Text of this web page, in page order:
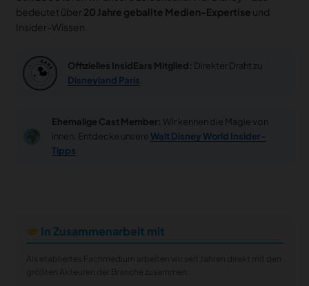
bedeutet über 20 Jahre geballte Medien-Expertise und
Insider-Wissen.
Offizielles InsidEars Mitglied: Direkter Draht zu
Disneyland Paris
Ehemalige Cast Member: Wir kennen die Magie von
innen. Entdecke unsere Walt Disney World Insider-
Tipps
In Zusammenarbeit mit